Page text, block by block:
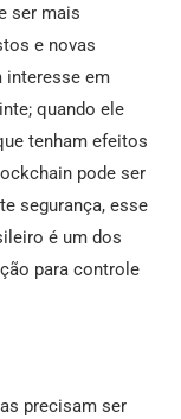
ser mais
e novas
interesse em
quando ele
tenham efeitos
pode ser
segurança, esse
é um dos
para controle
precisam ser